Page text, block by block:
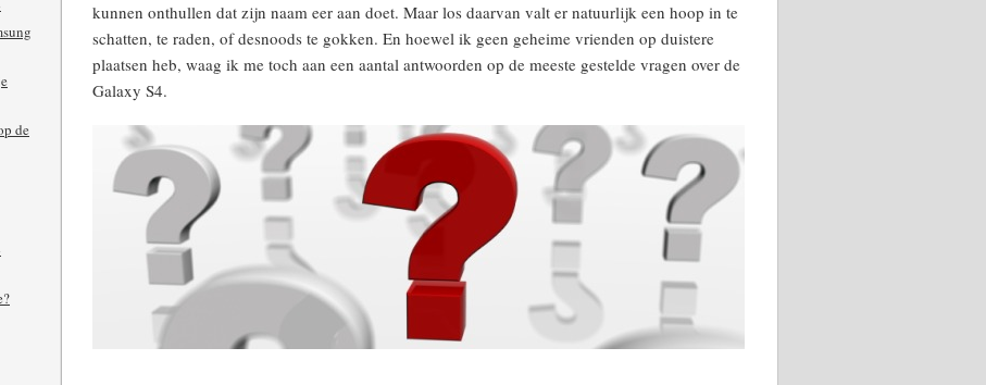
kunnen onthullen dat zijn naam eer aan doet. Maar los daarvan valt er natuurlijk een hoop in te
schatten, te raden, of desnoods te gokken. En hoewel ik geen geheime vrienden op duistere
plaatsen heb, waag ik me toch aan een aantal antwoorden op de meeste gestelde vragen over de
Galaxy S4.
de